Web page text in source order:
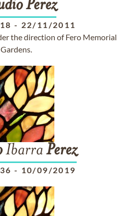
Perez
- 22/11/2011
the direction of Fero Memorial
Gardens.
Ibarra Perez
- 10/09/2019